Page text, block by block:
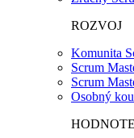
ROZVOJ
Komunita
Scrum
Scrum
Osobný